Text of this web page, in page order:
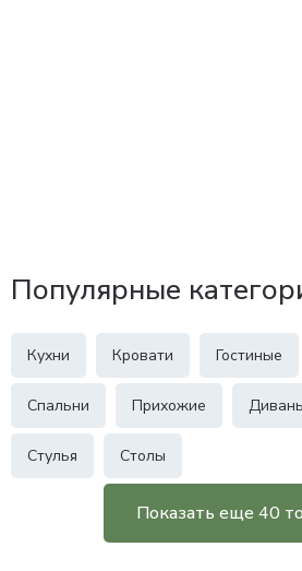
Популярные
Кухни Кровати Гостиные
Спальни Прихожие
Стулья Столы
Показать еще 40